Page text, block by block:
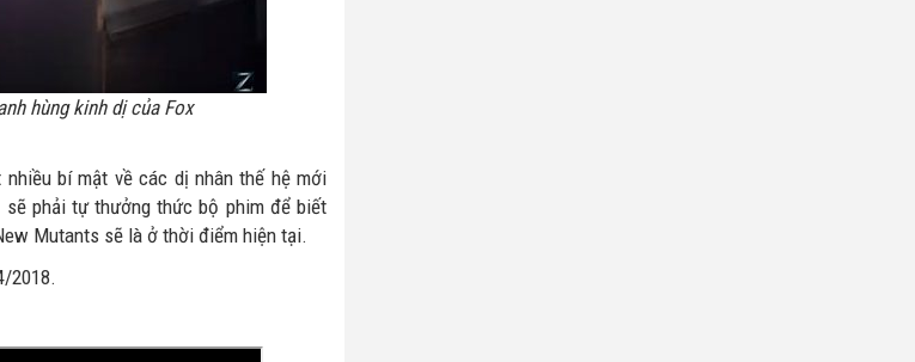
hùng kinh dị của Fox
bí mật về các dị nhân thế hệ mới
phải tự thưởng thức bộ phim để biết
Mutants sẽ là ở thời điểm hiện tại.
2018.